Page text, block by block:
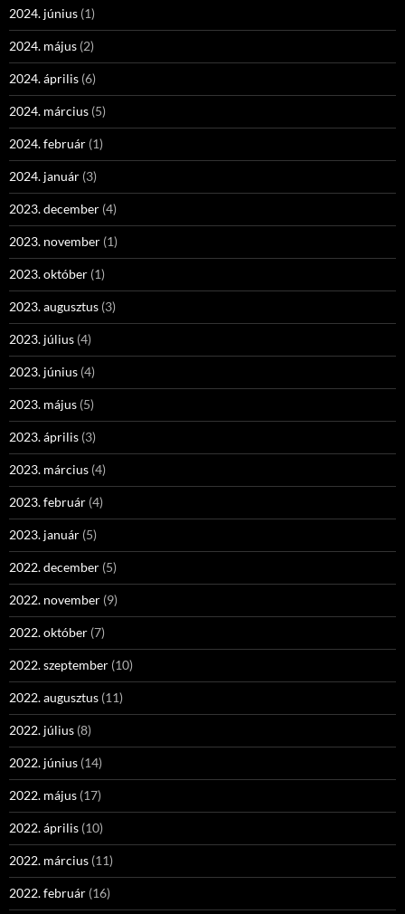
2024. június (1)
2024. május (2)
2024. április (6)
2024. március (5)
2024. február (1)
2024. január (3)
2023. december (4)
2023. november (1)
2023. október (1)
2023. augusztus (3)
2023. július (4)
2023. június (4)
2023. május (5)
2023. április (3)
2023. március (4)
2023. február (4)
2023. január (5)
2022. december (5)
2022. november (9)
2022. október (7)
2022. szeptember (10)
2022. augusztus (11)
2022. július (8)
2022. június (14)
2022. május (17)
2022. április (10)
2022. március (11)
2022. február (16)